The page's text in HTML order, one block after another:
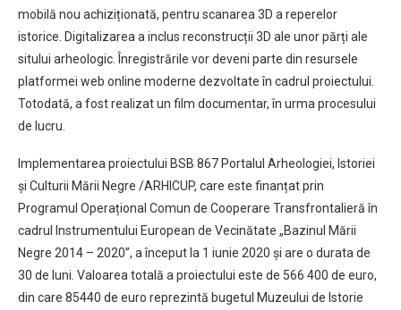
mobilă nou achiziționată, pentru scanarea 3D a reperelor
istorice. Digitalizarea a inclus reconstrucții 3D ale unor părți ale
sitului arheologic. Înregistrările vor deveni parte din resursele
platformei web online moderne dezvoltate în cadrul proiectului.
Totodată, a fost realizat un film documentar, în urma procesului
de lucru.
Implementarea proiectului BSB 867 Portalul Arheologiei, Istoriei
și Culturii Mării Negre /ARHICUP, care este finanțat prin
Programul Operațional Comun de Cooperare Transfrontalieră în
cadrul Instrumentului European de Vecinătate „Bazinul Mării
Negre 2014 – 2020”, a început la 1 iunie 2020 și are o durata de
30 de luni. Valoarea totală a proiectului este de 566 400 de euro,
din care 85440 de euro reprezintă bugetul Muzeului de Istorie